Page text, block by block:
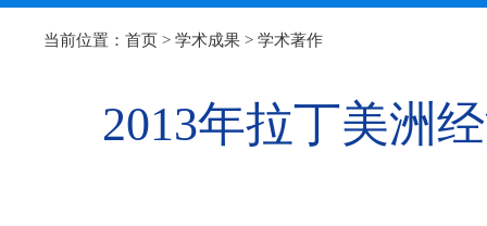
当前位置： 首页 > 学术成果 > 学术著作
2013年拉丁美洲